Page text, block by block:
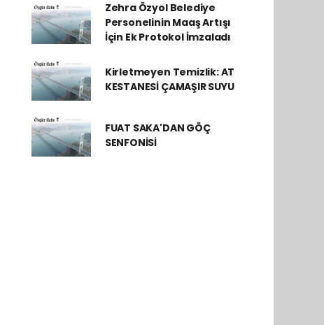
Zehra Özyol Belediye
Personelinin Maaş Artışı
İçin Ek Protokol İmzaladı
Kirletmeyen Temizlik: AT
KESTANESİ ÇAMAŞIR SUYU
FUAT SAKA'DAN GÖÇ
SENFONİSİ